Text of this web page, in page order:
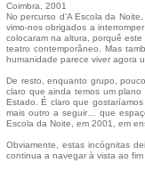
Coimbra, 2001
No percurso d'A Escola da
vimo-nos obrigados a
colocaram na altura, porquê
teatro contemporâneo. Mas
humanidade parece viver agora
De resto, enquanto grupo,
claro que ainda temos um plano
Estado. É claro que
mais outro a seguir… que
Escola da Noite, em 2001, em
Obviamente, estas incógnitas
continua a navegar à vista ao